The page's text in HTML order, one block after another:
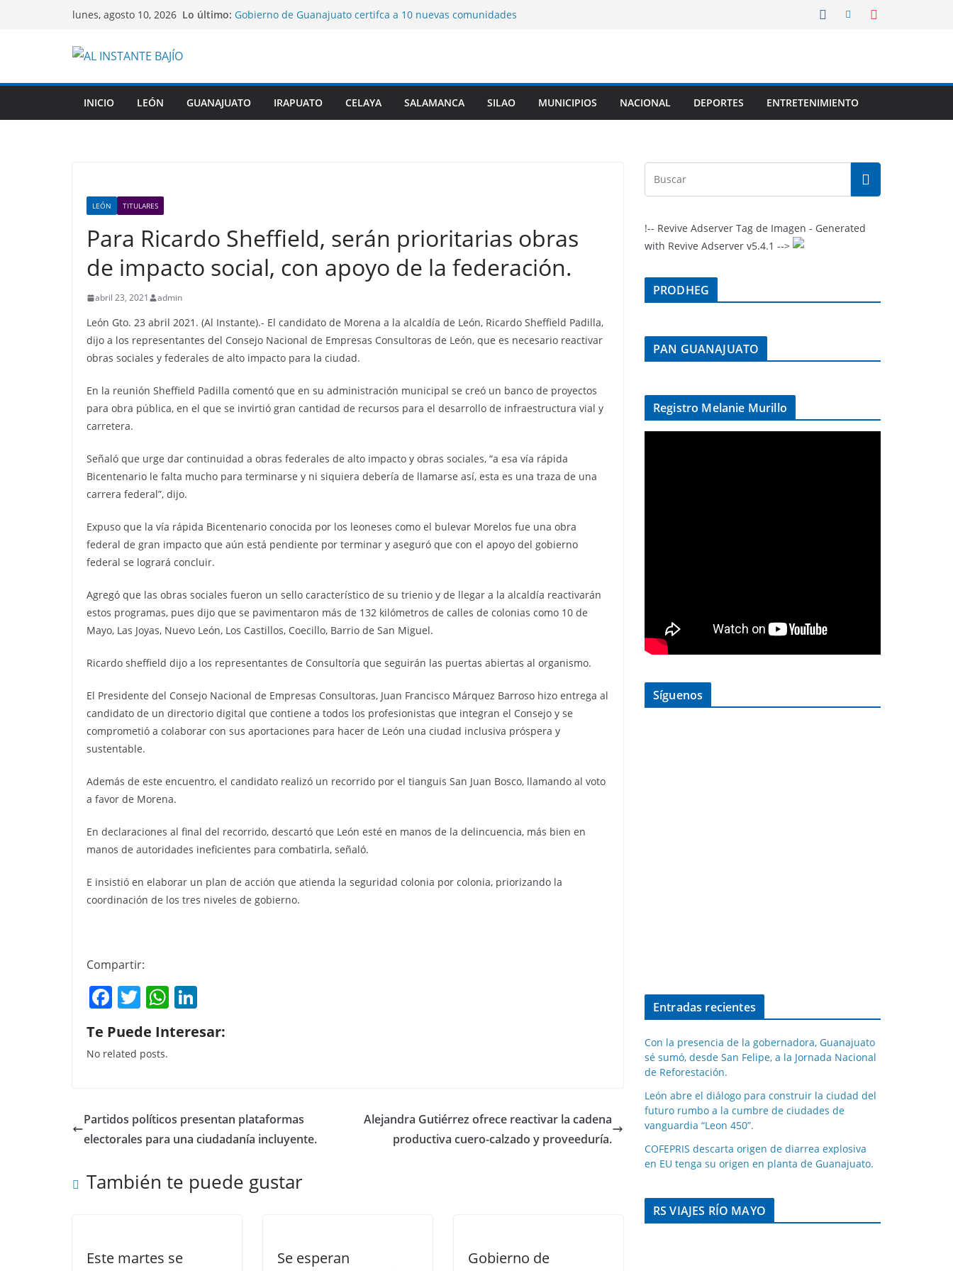
lunes, agosto 10, 2026 Lo último: Gobierno de Guanajuato certifca a 10 nuevas comunidades
desde San Felipe, a la Jornada Nacional de Reforestación.
León abre el diálogo para construir la ciudad del futuro
INICIO LEÓN GUANAJUATO IRAPUATO CELAYA SALAMANCA SILAO MUNICIPIOS NACIONAL DEPORTES ENTRETENIMIENTO
LEÓN TITULARES
Para Ricardo Sheffield, serán prioritarias obras
de impacto social, con apoyo de la federación.
abril 23, 2021 admin
León Gto. 23 abril 2021. (Al Instante).- El candidato de Morena a la alcaldía de León, Ricardo Sheffield Padilla,
dijo a los representantes del Consejo Nacional de Empresas Consultoras de León, que es necesario reactivar
obras sociales y federales de alto impacto para la ciudad.
En la reunión Sheffield Padilla comentó que en su administración municipal se creó un banco de proyectos
para obra pública, en el que se invirtió gran cantidad de recursos para el desarrollo de infraestructura vial y
carretera.
Señaló que urge dar continuidad a obras federales de alto impacto y obras sociales, “a esa vía rápida
Bicentenario le falta mucho para terminarse y ni siquiera debería de llamarse así, esta es una traza de una
carrera federal”, dijo.
Expuso que la vía rápida Bicentenario conocida por los leoneses como el bulevar Morelos fue una obra
federal de gran impacto que aún está pendiente por terminar y aseguró que con el apoyo del gobierno
federal se logrará concluir.
Agregó que las obras sociales fueron un sello característico de su trienio y de llegar a la alcaldía reactivarán
estos programas, pues dijo que se pavimentaron más de 132 kilómetros de calles de colonias como 10 de
Mayo, Las Joyas, Nuevo León, Los Castillos, Coecillo, Barrio de San Miguel.
Ricardo sheffield dijo a los representantes de Consultoría que seguirán las puertas abiertas al organismo.
El Presidente del Consejo Nacional de Empresas Consultoras, Juan Francisco Márquez Barroso hizo entrega al
candidato de un directorio digital que contiene a todos los profesionistas que integran el Consejo y se
comprometió a colaborar con sus aportaciones para hacer de León una ciudad inclusiva próspera y
sustentable.
Además de este encuentro, el candidato realizó un recorrido por el tianguis San Juan Bosco, llamando al voto
a favor de Morena.
En declaraciones al final del recorrido, descartó que León esté en manos de la delincuencia, más bien en
manos de autoridades ineficientes para combatirla, señaló.
E insistió en elaborar un plan de acción que atienda la seguridad colonia por colonia, priorizando la
coordinación de los tres niveles de gobierno.
Compartir:
F
a
c
e
o
o
T
w
itt
er
W
h
at
p
p
k
n
Te Puede Interesar:
No related posts.
Partidos políticos presentan plataformas
electorales para una ciudadanía incluyente.
Alejandra Gutiérrez ofrece reactivar la cadena
productiva cuero-calzado y proveeduría.
También te puede gustar
Este martes se
Se esperan
Gobierno de
!-- Revive Adserver Tag de Imagen - Generated
with Revive Adserver v5.4.1 -->
PRODHEG
PAN GUANAJUATO
Registro Melanie Murillo
Síguenos
Entradas recientes
Con la presencia de la gobernadora, Guanajuato
sé sumó, desde San Felipe, a la Jornada Nacional
de Reforestación.
León abre el diálogo para construir la ciudad del
futuro rumbo a la cumbre de ciudades de
vanguardia “Leon 450”.
COFEPRIS descarta origen de diarrea explosiva
en EU tenga su origen en planta de Guanajuato.
RS VIAJES RÍO MAYO